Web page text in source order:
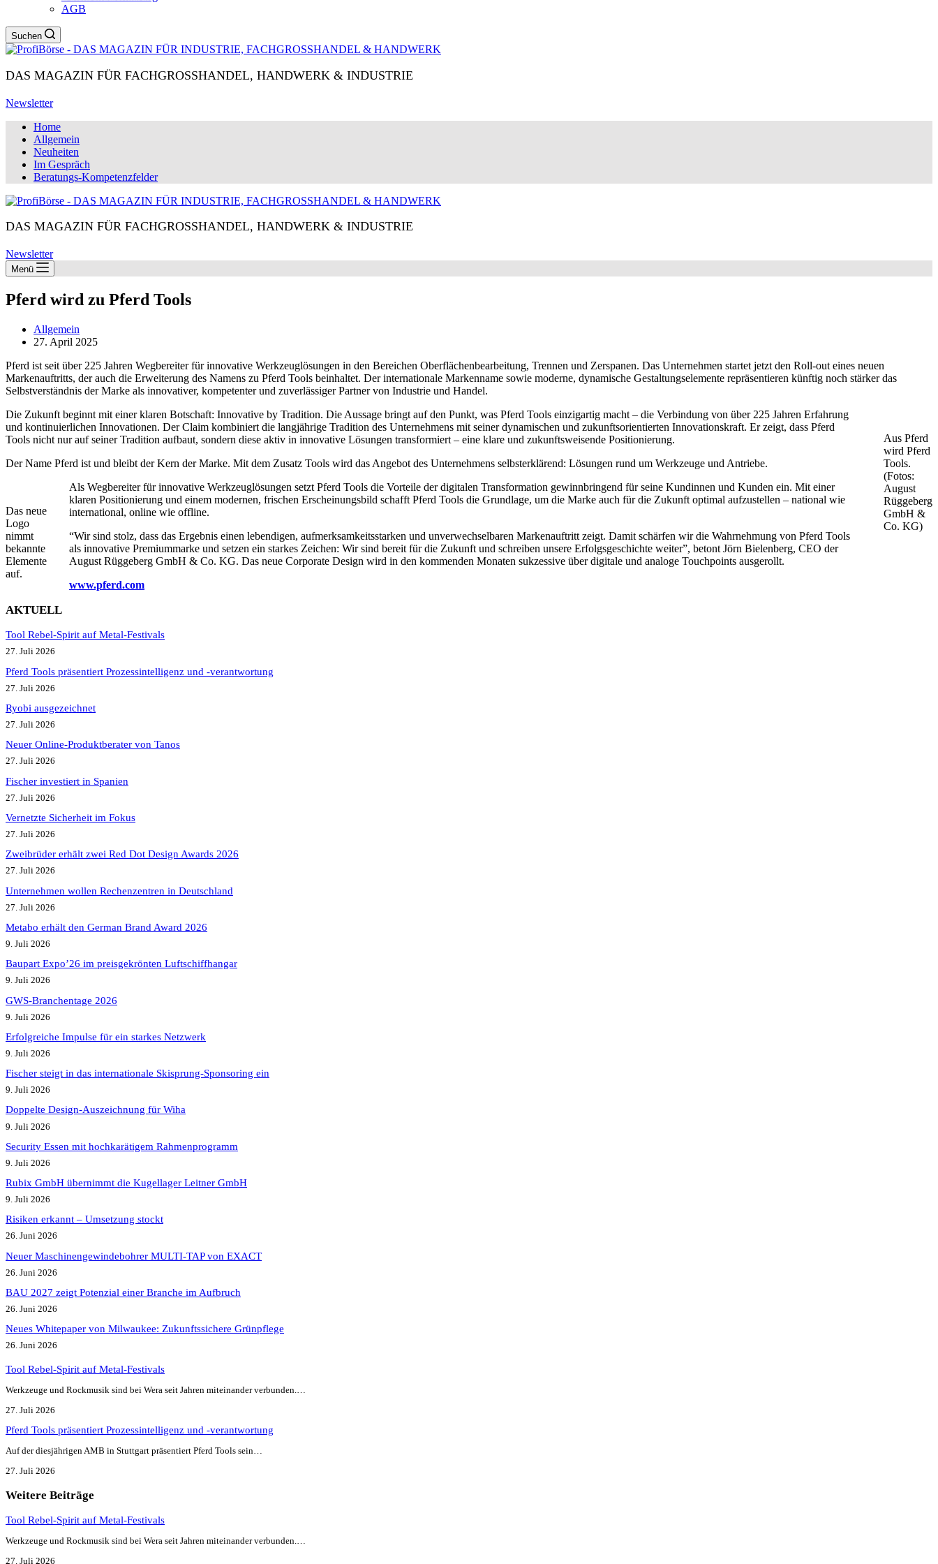
AGB
Suchen
DAS MAGAZIN FÜR FACHGROSSHANDEL, HANDWERK & INDUSTRIE
Newsletter
Home
Allgemein
Neuheiten
Im Gespräch
Beratungs-Kompetenzfelder
DAS MAGAZIN FÜR FACHGROSSHANDEL, HANDWERK & INDUSTRIE
Newsletter
Menü
Pferd wird zu Pferd Tools
Allgemein
27. April 2025
Pferd ist seit über 225 Jahren Wegbereiter für innovative Werkzeuglösungen in den Bereichen Oberflächenbearbeitung, Trennen und Zerspanen. Das Unternehmen startet jetzt den Roll-out eines neuen
Markenauftritts, der auch die Erweiterung des Namens zu Pferd Tools beinhaltet. Der internationale Markenname sowie moderne, dynamische Gestaltungselemente repräsentieren künftig noch stärker das
Selbstverständnis der Marke als innovativer, kompetenter und zuverlässiger Partner von Industrie und Handel.
Aus Pferd
wird Pferd
Tools.
(Fotos:
August
Rüggeberg
GmbH &
Co. KG)
Die Zukunft beginnt mit einer klaren Botschaft: Innovative by Tradition. Die Aussage bringt auf den Punkt, was Pferd Tools einzigartig macht – die Verbindung von über 225 Jahren Erfahrung
und kontinuierlichen Innovationen. Der Claim kombiniert die langjährige Tradition des Unternehmens mit seiner dynamischen und zukunftsorientierten Innovationskraft. Er zeigt, dass Pferd
Tools nicht nur auf seiner Tradition aufbaut, sondern diese aktiv in innovative Lösungen transformiert – eine klare und zukunftsweisende Positionierung.
Der Name Pferd ist und bleibt der Kern der Marke. Mit dem Zusatz Tools wird das Angebot des Unternehmens selbsterklärend: Lösungen rund um Werkzeuge und Antriebe.
Das neue
Logo
nimmt
bekannte
Elemente
auf.
Als Wegbereiter für innovative Werkzeuglösungen setzt Pferd Tools die Vorteile der digitalen Transformation gewinnbringend für seine Kundinnen und Kunden ein. Mit einer
klaren Positionierung und einem modernen, frischen Erscheinungsbild schafft Pferd Tools die Grundlage, um die Marke auch für die Zukunft optimal aufzustellen – national wie
international, online wie offline.
“Wir sind stolz, dass das Ergebnis einen lebendigen, aufmerksamkeitsstarken und unverwechselbaren Markenauftritt zeigt. Damit schärfen wir die Wahrnehmung von Pferd Tools
als innovative Premiummarke und setzen ein starkes Zeichen: Wir sind bereit für die Zukunft und schreiben unsere Erfolgsgeschichte weiter”, betont Jörn Bielenberg, CEO der
August Rüggeberg GmbH & Co. KG. Das neue Corporate Design wird in den kommenden Monaten sukzessive über digitale und analoge Touchpoints ausgerollt.
www.pferd.com
AKTUELL
Tool Rebel-Spirit auf Metal-Festivals
27. Juli 2026
Pferd Tools präsentiert Prozessintelligenz und -verantwortung
27. Juli 2026
Ryobi ausgezeichnet
27. Juli 2026
Neuer Online-Produktberater von Tanos
27. Juli 2026
Fischer investiert in Spanien
27. Juli 2026
Vernetzte Sicherheit im Fokus
27. Juli 2026
Zweibrüder erhält zwei Red Dot Design Awards 2026
27. Juli 2026
Unternehmen wollen Rechenzentren in Deutschland
27. Juli 2026
Metabo erhält den German Brand Award 2026
9. Juli 2026
Baupart Expo’26 im preisgekrönten Luftschiffhangar
9. Juli 2026
GWS-Branchentage 2026
9. Juli 2026
Erfolgreiche Impulse für ein starkes Netzwerk
9. Juli 2026
Fischer steigt in das internationale Skisprung-Sponsoring ein
9. Juli 2026
Doppelte Design-Auszeichnung für Wiha
9. Juli 2026
Security Essen mit hochkarätigem Rahmenprogramm
9. Juli 2026
Rubix GmbH übernimmt die Kugellager Leitner GmbH
9. Juli 2026
Risiken erkannt – Umsetzung stockt
26. Juni 2026
Neuer Maschinengewindebohrer MULTI-TAP von EXACT
26. Juni 2026
BAU 2027 zeigt Potenzial einer Branche im Aufbruch​
26. Juni 2026
Neues Whitepaper von Milwaukee: Zukunftssichere Grünpflege
26. Juni 2026
Tool Rebel-Spirit auf Metal-Festivals
Werkzeuge und Rockmusik sind bei Wera seit Jahren miteinander verbunden.…
27. Juli 2026
Pferd Tools präsentiert Prozessintelligenz und -verantwortung
Auf der diesjährigen AMB in Stuttgart präsentiert Pferd Tools sein…
27. Juli 2026
Weitere Beiträge
Tool Rebel-Spirit auf Metal-Festivals
Werkzeuge und Rockmusik sind bei Wera seit Jahren miteinander verbunden.…
27. Juli 2026